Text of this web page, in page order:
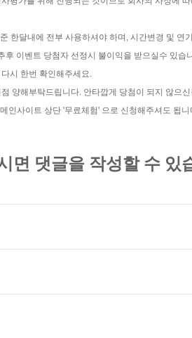
한달내에 전부 사용하셔야 하며, 시간변경 및 연
이벤트 당첨자 선정시 불이익을 받으실수 있습
시 한번 확인해주세요.
양해부탁드립니다. 안타깝게 당첨이 되지 않으
인사이트 상단 '무료체험' 으로 신청해주셔도 됩니